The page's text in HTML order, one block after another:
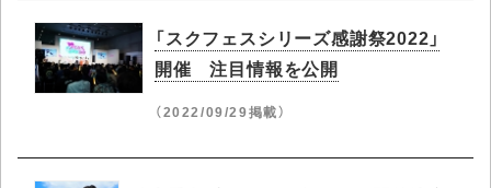
「スクフェスシリーズ感謝祭2022」
開催 注目情報を公開
（2022/09/29掲載）